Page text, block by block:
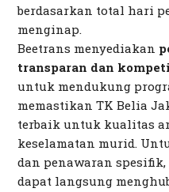
berdasarkan total hari
menginap.
Beetrans menyediakan
transparan dan
untuk mendukung
memastikan TK Belia
terbaik untuk kualitas
keselamatan murid.
dan penawaran
dapat langsung